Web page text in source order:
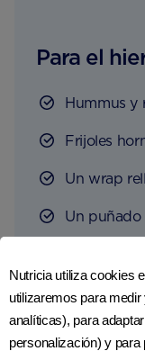
Para el
Hummus y
Frijoles
Un wrap
Un puñado
pasas
Para el
Omega 3:
Nutricia utiliza cookies
utilizaremos para
analíticas), para
personalización) y